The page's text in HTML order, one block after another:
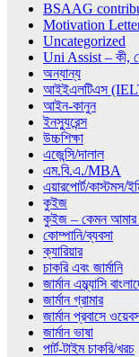
BSAAG
Motivation
Uncategorized
Uni Assist – কী,
অন্যান্য
আইইএলটিএস
আইন-কানুন
ইনস্যুরেন্স
উচ্চশিক্ষা
এজেন্সি/দালাল
এম.বি.এ./MBA
এয়ারপোর্ট/কাস্টমস/
কুইজ
কুইজ – কেমন আমার
কোম্পানি/ব্যবসা
ক্যারিয়ার
চাকরি এবং জার্মানি
জার্মান এম্ব্যাসি
জার্মান গ্রামার
জার্মান প্রবাসে
জার্মান ভাষা
পার্ট-টাইম চাকরি/খরচ